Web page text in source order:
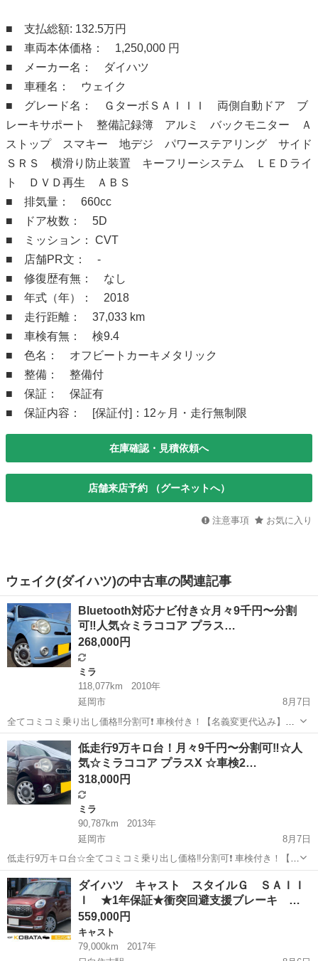
■ 支払総額: 132.5万円
■ 車両本体価格： 1,250,000 円
■ メーカー名： ダイハツ
■ 車種名： ウェイク
■ グレード名： ＧターボＳＡＩＩＩ 両側自動ドア ブ
レーキサポート 整備記録簿 アルミ バックモニター Ａ
ストップ スマキー 地デジ パワーステアリング サイド
ＳＲＳ 横滑り防止装置 キーフリーシステム ＬＥＤライ
ト ＤＶＤ再生 ＡＢＳ
■ 排気量： 660cc
■ ドア枚数： 5D
■ ミッション： CVT
■ 店舗PR文： -
■ 修復歴有無： なし
■ 年式（年）： 2018
■ 走行距離： 37,033 km
■ 車検有無： 検9.4
■ 色名： オフビートカーキメタリック
■ 整備： 整備付
■ 保証： 保証有
■ 保証内容： [保証付]：12ヶ月・走行無制限
在庫確認・見積依頼へ
店舗来店予約 （グーネットへ）
注意事項 お気に入り
ウェイク(ダイハツ)の中古車の関連記事
Bluetooth対応ナビ付き☆月々9千円〜分割
可‼️人気☆ミラココア プラス…
268,000円
ミラ
118,077km
2010年
延岡市
8月7日
全てコミコミ乗り出し価格‼️分割可❗️ 車検付き！【名義変更代込み】ダ
イハツ ミラココア プラスX☆おしゃれな内装・圧迫感の無い車内！
Bluetooth対応ナビ付き☆お出かけに嬉しいETC付き☆事故修復歴無し
☆ドライブレコー...
宮崎 延岡市 ミラ
低走行9万キロ台！月々9千円〜分割可‼️☆人
気☆ミラココア プラスX ☆車検2…
318,000円
ミラ
90,787km
2013年
延岡市
8月7日
低走行9万キロ台☆全てコミコミ乗り出し価格‼️分割可❗️ 車検付き！【名
義変更代込み】Bluetoothナビ付き☆走行中DVD見れます☆ETC付き☆
おしゃれな内装・圧迫感の無い車内☆ドライブレコーダー付き☆その
まま乗って帰れ...
宮崎 延岡市 ミラ
ダイハツ キャスト スタイルＧ ＳＡＩＩ
Ｉ ★1年保証★衝突回避支援ブレーキ …
559,000円
キャスト
79,000km
2017年